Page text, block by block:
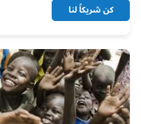
كن شريكاً لنا